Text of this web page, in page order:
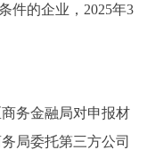
的企业，2025年3
务金融局对申报材
局委托第三方公司